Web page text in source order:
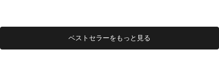
ベストセラーをもっと見る